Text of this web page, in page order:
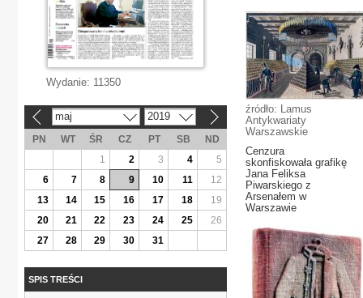
źródło: Lamus
Antykwariaty
Warszawskie
Cenzura
skonfiskowała grafikę
Jana Feliksa
Piwarskiego z
Arsenałem w
Warszawie
Wydanie: 11350
maj 2019
PN WT ŚR CZ PT SB
ND
1
2 3 4
5
6
7 8 9 10 11
12
13
14 15 16 17 18
19
20
21 22 23 24 25
26
27
28 29 30 31
SPIS TREŚCI